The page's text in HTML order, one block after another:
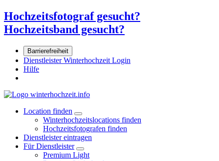
Hochzeitsfotograf gesucht?
Hochzeitsband gesucht?
Barrierefreiheit
Dienstleister Winterhochzeit Login
Hilfe
Location finden
Winterhochzeitslocations finden
Hochzeitsfotografen finden
Dienstleister eintragen
Für Dienstleister
Premium Light